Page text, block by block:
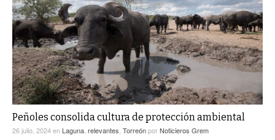
EL EXACTO
EXA INFORMA
GLOBO
CONTEXTOS
TRAYECTO LAGUNA
A MEDIA MAÑANA
A TODA LEY
DIÁLOGOS CON LA HISTORIA
TWEETS AND BEATS
LA MEJOR 97.1 ESTÉREO GALLITO
ACTUALIDADES GREM
PC29
ACTUALIDADES GREM
Peñoles consolida cultura de protección ambiental
26 julio, 2024en Laguna relevantes TorreónporNoticieros Grem